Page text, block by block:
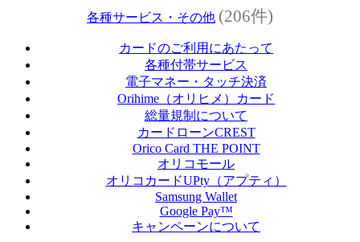
各種サービス・その他 (206件)
カードのご利用にあたって
各種付帯サービス
電子マネー・タッチ決済
Orihime（オリヒメ）カード
総量規制について
カードローンCREST
Orico Card THE POINT
オリコモール
オリコカードUPty（アプティ）
Samsung Wallet
Google Pay™
キャンペーンについて